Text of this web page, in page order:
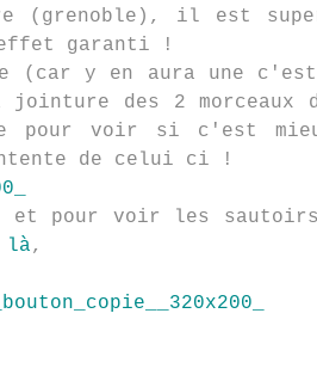
(grenoble), il est
garanti !
(car y en aura une
des 2 morceaux
pour voir si c'est
de celui ci !
et pour voir les
là,